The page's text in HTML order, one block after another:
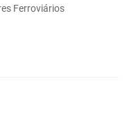
Ferroviários